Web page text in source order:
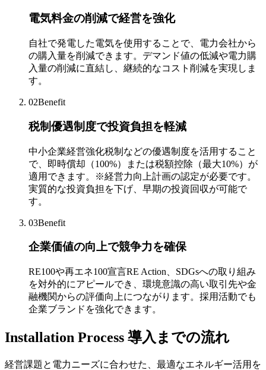
電気料金の削減で経営を強化
自社で発電した電気を使用することで、電力会社から
の購入量を削減できます。デマンド値の低減や電力購
入量の削減に直結し、継続的なコスト削減を実現しま
す。
02Benefit
税制優遇制度で投資負担を軽減
中小企業経営強化税制などの優遇制度を活用すること
で、即時償却（100%）または税額控除（最大10%）が
適用できます。※経営力向上計画の認定が必要です。
実質的な投資負担を下げ、早期の投資回収が可能で
す。
03Benefit
企業価値の向上で競争力を確保
RE100や再エネ100宣言RE Action、SDGsへの取り組み
を対外的にアピールでき、環境意識の高い取引先や金
融機関からの評価向上につながります。採用活動でも
企業ブランドを強化できます。
Installation Process 導入までの流れ
経営課題と電力ニーズに合わせた、最適なエネルギー活用を